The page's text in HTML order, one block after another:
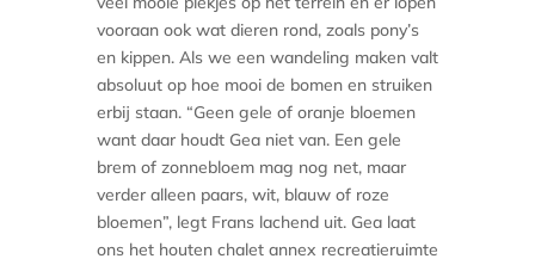
vooraan ook wat dieren rond, zoals pony’s
en kippen. Als we een wandeling maken valt
absoluut op hoe mooi de bomen en struiken
erbij staan. “Geen gele of oranje bloemen
want daar houdt Gea niet van. Een gele
brem of zonnebloem mag nog net, maar
verder alleen paars, wit, blauw of roze
bloemen”, legt Frans lachend uit. Gea laat
ons het houten chalet annex recreatieruimte